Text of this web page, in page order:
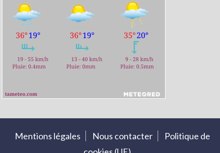
Mentions légales Nous contacter
Politique de